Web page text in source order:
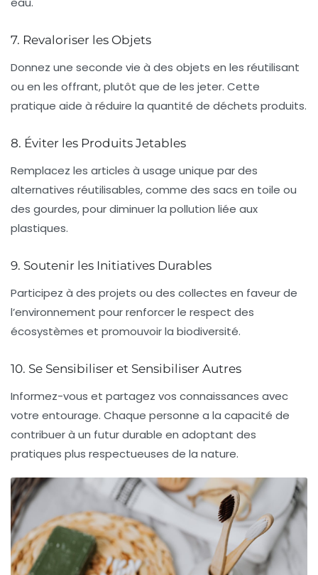
7. Revaloriser les Objets
Donnez une seconde vie à des objets en les réutilisant
ou en les offrant, plutôt que de les jeter. Cette
pratique aide à réduire la quantité de déchets produits.
8. Éviter les Produits Jetables
Remplacez les articles à usage unique par des
alternatives réutilisables, comme des sacs en toile ou
des gourdes, pour diminuer la pollution liée aux
plastiques.
9. Soutenir les Initiatives Durables
Participez à des projets ou des collectes en faveur de
l’environnement pour renforcer le respect des
écosystèmes et promouvoir la biodiversité.
10. Se Sensibiliser et Sensibiliser Autres
Informez-vous et partagez vos connaissances avec
votre entourage. Chaque personne a la capacité de
contribuer à un futurdurable en adoptant des
pratiques plus respectueuses de la nature.